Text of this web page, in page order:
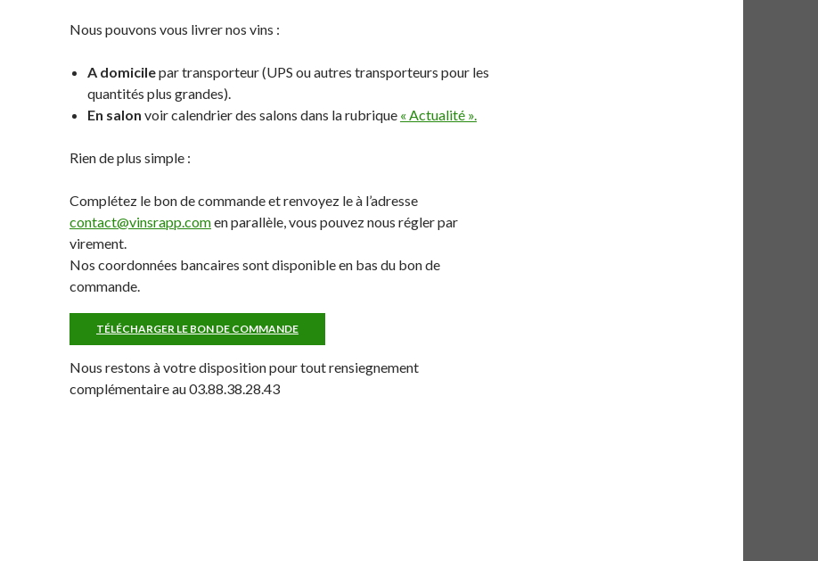
Nous pouvons vous livrer nos vins :
A domicilepar transporteur (UPS ou autres transporteurs pour les
quantités plus grandes).
En salon voir calendrier des salons dans la rubrique « Actualité ».
Rien de plus simple :
Complétez le bon de commande et renvoyez le à l’adresse
contact@vinsrapp.comen parallèle, vous pouvez nous régler par
virement.
Nos coordonnées bancaires sont disponible en bas du bon de
commande.
TÉLÉCHARGER LE BON DE COMMANDE
Nous restons à votre disposition pour tout rensiegnement
complémentaire au 03.88.38.28.43